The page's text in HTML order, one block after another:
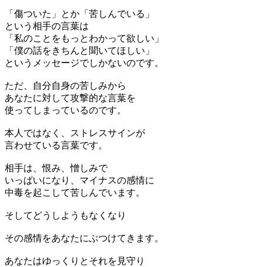
「傷ついた」とか「苦しんでいる」
という相手の言葉は
「私のことをもっとわかって欲しい」
「僕の話をきちんと聞いてほしい」
というメッセージでしかないのです。
ただ、自分自身の苦しみから
あなたに対して攻撃的な言葉を
使ってしまっているのです。
本人ではなく、ストレスサインが
言わせている言葉です。
相手は、恨み、憎しみで
いっぱいになり、マイナスの感情に
中毒を起こして苦しんでいます。
そしてどうしようもなくなり
その感情をあなたにぶつけてきます。
あなたはゆっくりとそれを見守り